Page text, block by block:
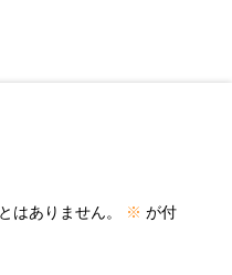
はありません。 ※ が付